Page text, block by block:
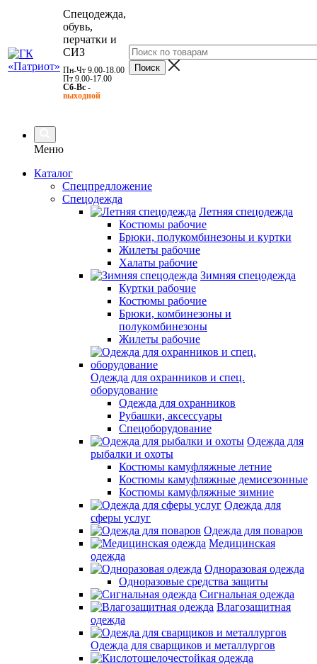
Спецодежда,
обувь,
перчатки и
СИЗ
Пн-Чт 9.00-18.00
Пт 9.00-17.00
Сб-Вс -
выходной
Меню
Каталог
Спецпредложение
Спецодежда
Летняя спецодежда
Костюмы рабочие
Брюки, полукомбинезоны и куртки
Жилеты рабочие
Халаты рабочие
Зимняя спецодежда
Куртки рабочие
Костюмы рабочие
Брюки, комбинезоны и
полукомбинезоны
Жилеты рабочие
Одежда для охранников и спец.
оборудование
Одежда для охранников
Рубашки, аксессуары
Спецоборудование
Одежда для
рыбалки и охоты
Костюмы камуфляжные летние
Костюмы камуфляжные демисезонные
Костюмы камуфляжные зимние
Одежда для
сферы услуг
Одежда для поваров
Медицинская
одежда
Одноразовая одежда
Одноразовые средства защиты
Сигнальная одежда
Влагозащитная
одежда
Одежда для сварщиков и металлургов